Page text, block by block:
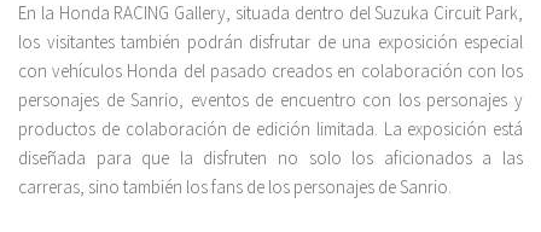
En la Honda RACING Gallery, situada dentro del Suzuka Circuit Park,
los visitantes también podrán disfrutar de una exposición especial
con vehículos Honda del pasado creados en colaboración con los
personajes de Sanrio, eventos de encuentro con los personajes y
productos de colaboración de edición limitada. La exposición está
diseñada para que la disfruten no solo los aficionados a las
carreras, sino también los fans de los personajes de Sanrio.